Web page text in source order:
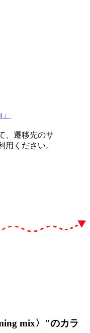
、遷移先のサ
用ください。
mix〉"のカラ